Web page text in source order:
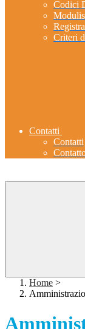
Codici
Criteri
Contatti
Contatti
Home >